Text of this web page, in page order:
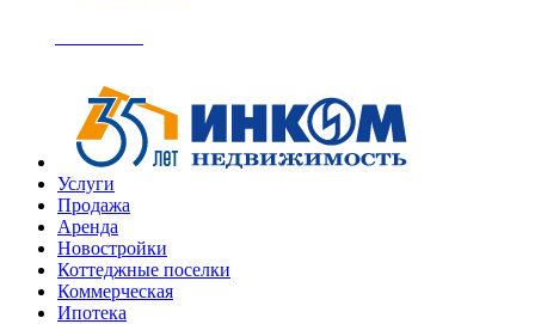
Услуги
Продажа
Аренда
Новостройки
Коттеджные поселки
Коммерческая
Ипотека